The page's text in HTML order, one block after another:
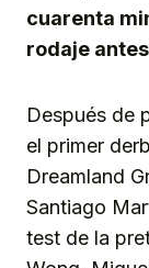
cuarenta
rodaje
Después de
el primer
Dreamland
Santiago
test de la